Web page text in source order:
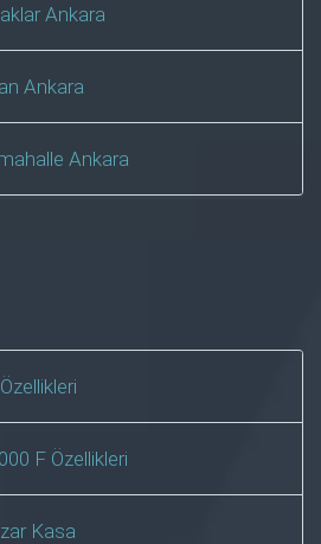
Ankara
Ankara
Ankara
F Özellikleri
Kasa